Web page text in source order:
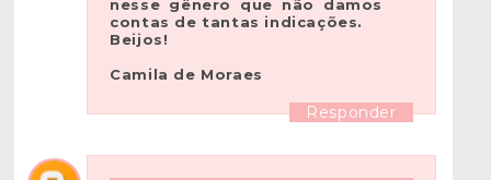
nesse gênero que não damos
contas de tantas indicações.
Beijos!
Camila de Moraes
Responder